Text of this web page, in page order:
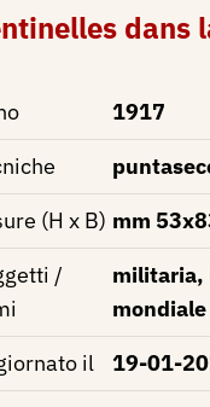
dans
1917
(H x B) mm
/
militaria,
mondiale
il
19-01-